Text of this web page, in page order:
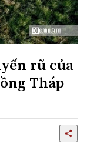
rũ của
Tháp